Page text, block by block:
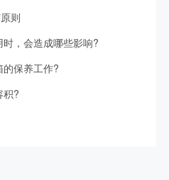
则
，会造成哪些影响?
保养工作?
积?